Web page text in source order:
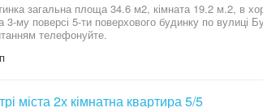
площа 34.6 м2, кімната 19.2 м.2, в хорошому житловому
3-му поверсі 5-ти поверхового будинку по вулиці
телефонуйте.
В центрі міста 2х кімнатна квартира 5/5